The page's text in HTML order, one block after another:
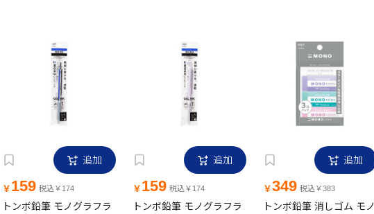
追加
￥ 159 税込￥174
トンボ鉛筆 モノグラフラ
追加
￥ 159 税込￥174
トンボ鉛筆 モノグラフラ
追加
￥349 税込￥383
トンボ鉛筆 消しゴム モノ